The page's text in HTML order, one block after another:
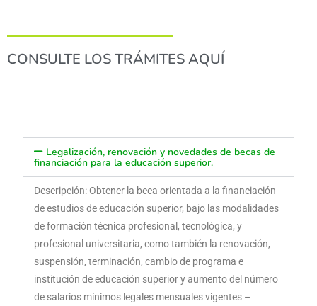
CONSULTE LOS TRÁMITES AQUÍ
Legalización, renovación y novedades de becas de
financiación para la educación superior.
Descripción: Obtener la beca orientada a la financiación
de estudios de educación superior, bajo las modalidades
de formación técnica profesional, tecnológica, y
profesional universitaria, como también la renovación,
suspensión, terminación, cambio de programa e
institución de educación superior y aumento del número
de salarios mínimos legales mensuales vigentes –